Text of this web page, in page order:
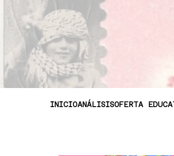
INICIOANÁLISISOFERTA